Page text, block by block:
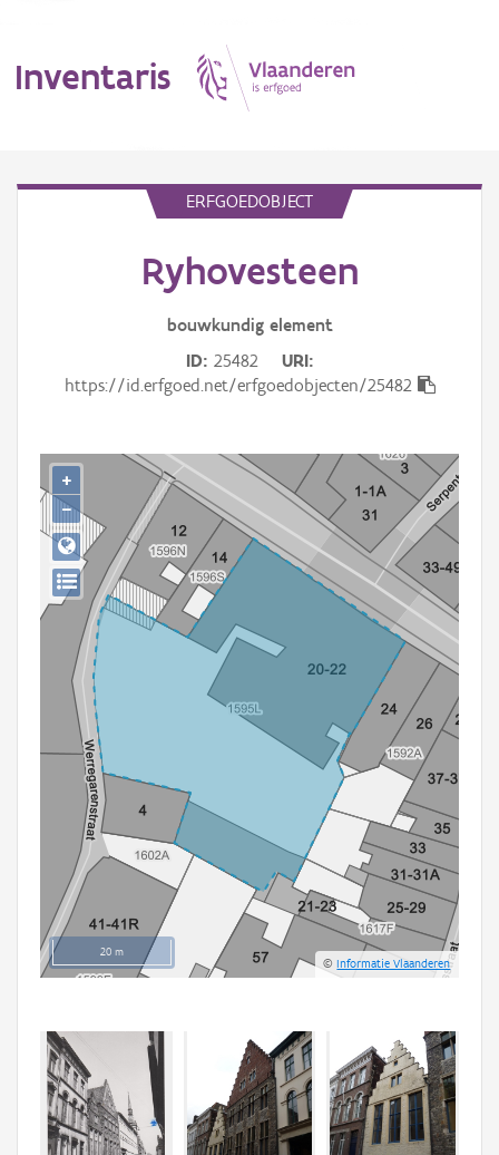
Inventaris
Gebeurtenis
Persoon of collectief
Downloads
Hergebruik
Aanmelden
ERFGOEDOBJECT
Ryhovesteen
bouwkundig element
ID 25482
URI
https://id.erfgoed.net/erfgoedobjecten/25482
20 m
©Informatie Vlaanderen
+
−